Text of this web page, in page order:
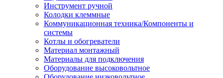
Инструмент ручной
Колодки клеммные
Коммуникационная техника/Компоненты и
системы
Котлы и обогреватели
Материал монтажный
Материалы для подключения
Оборудование высоковольтное